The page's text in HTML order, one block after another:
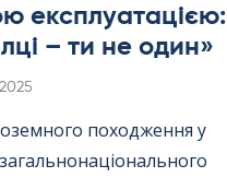
експлуатацією:
– ти не один»
походження у